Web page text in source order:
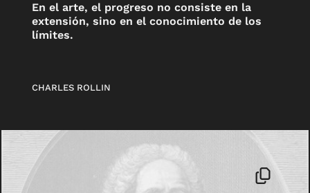
En el arte, el progreso no consiste en la
extensión, sino en el conocimiento de los
límites.
CHARLES ROLLIN